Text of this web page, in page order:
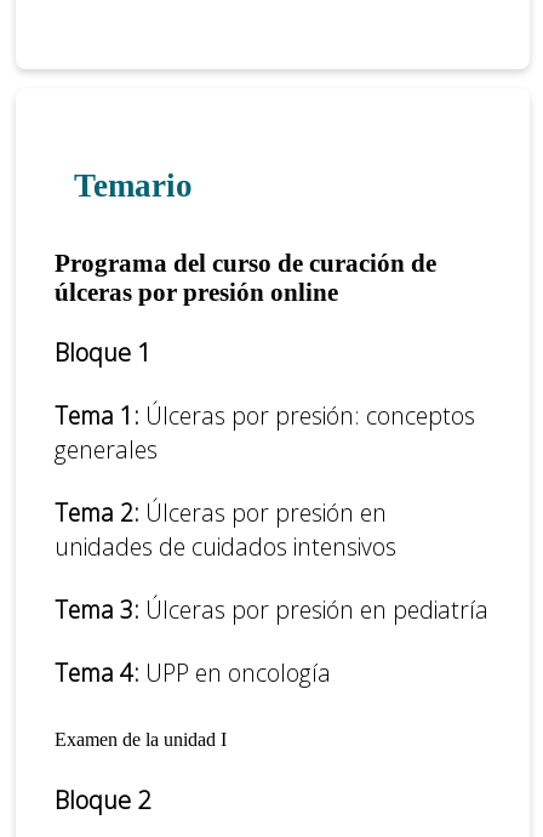
Temario
Programa del curso de curación de
úlceras por presión online
Bloque 1
Tema 1: Úlceras por presión: conceptos
generales
Tema 2: Úlceras por presión en
unidades de cuidados intensivos
Tema 3: Úlceras por presión en pediatría
Tema 4: UPP en oncología
Examen de la unidad I
Bloque 2